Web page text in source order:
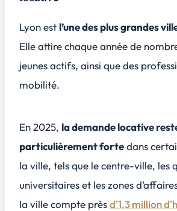
Lyon est l’une des plus grandes
Elle attire chaque année de
jeunes actifs, ainsi que des
mobilité.
En 2025, la demande locative
particulièrement fortedans
la ville, tels que le centre-ville, les
universitaires et les zones
la ville compte prèsd'1,3 million